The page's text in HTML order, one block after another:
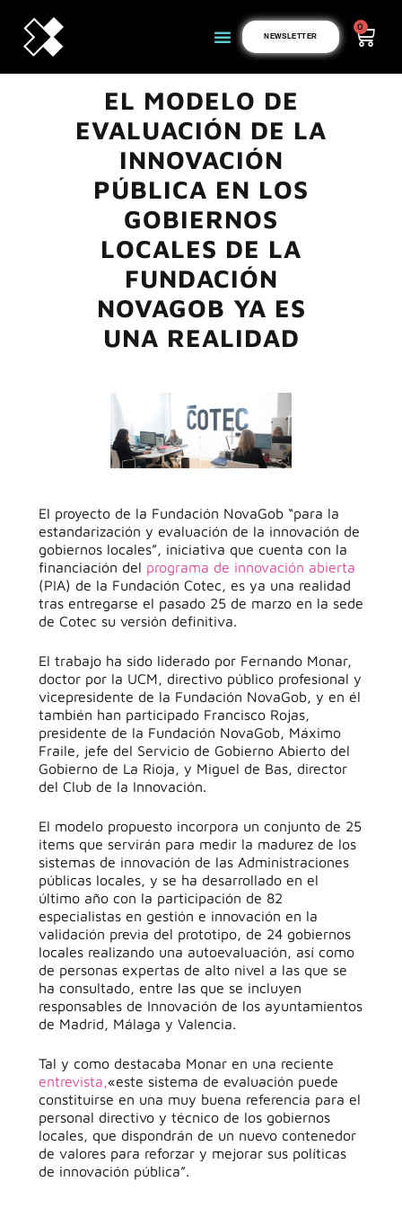
NEWSLETTER
0
EL MODELO DE
EVALUACIÓN DE LA
INNOVACIÓN
PÚBLICA EN LOS
GOBIERNOS
LOCALES DE LA
FUNDACIÓN
NOVAGOB YA ES
UNA REALIDAD
El proyecto de la Fundación NovaGob “para la
estandarización y evaluación de la innovación de
gobiernos locales”, iniciativa que cuenta con la
financiación del programa de innovación abierta
(PIA) de la Fundación Cotec, es ya una realidad
tras entregarse el pasado 25 de marzo en la sede
de Cotec su versión definitiva.
El trabajo ha sido liderado por Fernando Monar,
doctor por la UCM, directivo público profesional y
vicepresidente de la Fundación NovaGob, y en él
también han participado Francisco Rojas,
presidente de la Fundación NovaGob, Máximo
Fraile, jefe del Servicio de Gobierno Abierto del
Gobierno de La Rioja, y Miguel de Bas, director
del Club de la Innovación.
El modelo propuesto incorpora un conjunto de 25
items que servirán para medir la madurez de los
sistemas de innovación de las Administraciones
públicas locales, y se ha desarrollado en el
último año con la participación de 82
especialistas en gestión e innovación en la
validación previa del prototipo, de 24 gobiernos
locales realizando una autoevaluación, así como
de personas expertas de alto nivel a las que se
ha consultado, entre las que se incluyen
responsables de Innovación de los ayuntamientos
de Madrid, Málaga y Valencia.
Tal y como destacaba Monar en una reciente
entrevista,«este sistema de evaluación puede
constituirse en una muy buena referencia para el
personal directivo y técnico de los gobiernos
locales, que dispondrán de un nuevo contenedor
de valores para reforzar y mejorar sus políticas
de innovación pública”.